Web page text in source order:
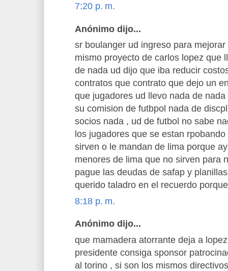
7:20 p. m.
Anónimo dijo...
sr boulanger ud ingreso para
mismo proyecto de carlos lopez que
de nada ud dijo que iba reducir
contratos que contrato que dejo un
que jugadores ud llevo nada de
su comision de futbpol nada de
socios nada , ud de futbol no sabe
los jugadores que se estan
sirven o le mandan de lima porque
menores de lima que no sirven para
pague las deudas de safap y
querido taladro en el recuerdo
8:18 p. m.
Anónimo dijo...
que mamadera atorrante deja a
presidente consiga sponsor
al torino , si son los mismos